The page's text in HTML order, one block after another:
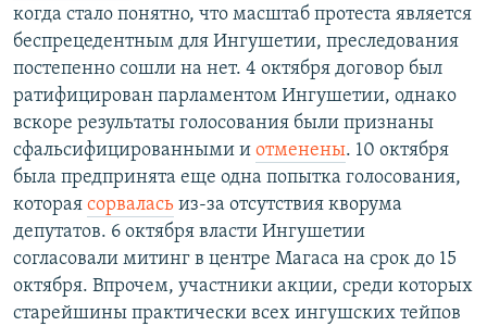
когда стало понятно, что масштаб протеста является
беспрецедентным для Ингушетии, преследования
постепенно сошли на нет. 4 октября договор был
ратифицирован парламентом Ингушетии, однако
вскоре результаты голосования были признаны
сфальсифицированными и отменены. 10 октября
была предпринята еще одна попытка голосования,
которая сорвалась из-за отсутствия кворума
депутатов. 6 октября власти Ингушетии
согласовали митинг в центре Магаса на срок до 15
октября. Впрочем, участники акции, среди которых
старейшины практически всех ингушских тейпов